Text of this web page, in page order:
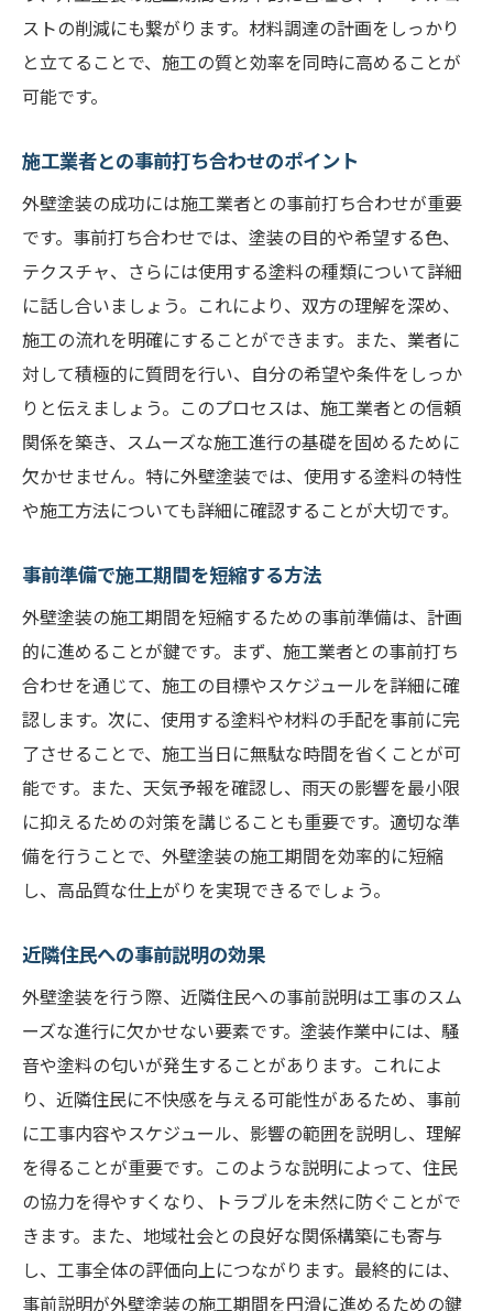
ストの削減にも繋がります。材料調達の計画をしっかり
と立てることで、施工の質と効率を同時に高めることが
可能です。
施工業者との事前打ち合わせのポイント
外壁塗装の成功には施工業者との事前打ち合わせが重要
です。事前打ち合わせでは、塗装の目的や希望する色、
テクスチャ、さらには使用する塗料の種類について詳細
に話し合いましょう。これにより、双方の理解を深め、
施工の流れを明確にすることができます。また、業者に
対して積極的に質問を行い、自分の希望や条件をしっか
りと伝えましょう。このプロセスは、施工業者との信頼
関係を築き、スムーズな施工進行の基礎を固めるために
欠かせません。特に外壁塗装では、使用する塗料の特性
や施工方法についても詳細に確認することが大切です。
事前準備で施工期間を短縮する方法
外壁塗装の施工期間を短縮するための事前準備は、計画
的に進めることが鍵です。まず、施工業者との事前打ち
合わせを通じて、施工の目標やスケジュールを詳細に確
認します。次に、使用する塗料や材料の手配を事前に完
了させることで、施工当日に無駄な時間を省くことが可
能です。また、天気予報を確認し、雨天の影響を最小限
に抑えるための対策を講じることも重要です。適切な準
備を行うことで、外壁塗装の施工期間を効率的に短縮
し、高品質な仕上がりを実現できるでしょう。
近隣住民への事前説明の効果
外壁塗装を行う際、近隣住民への事前説明は工事のスム
ーズな進行に欠かせない要素です。塗装作業中には、騒
音や塗料の匂いが発生することがあります。これによ
り、近隣住民に不快感を与える可能性があるため、事前
に工事内容やスケジュール、影響の範囲を説明し、理解
を得ることが重要です。このような説明によって、住民
の協力を得やすくなり、トラブルを未然に防ぐことがで
きます。また、地域社会との良好な関係構築にも寄与
し、工事全体の評価向上につながります。最終的には、
事前説明が外壁塗装の施工期間を円滑に進めるための鍵